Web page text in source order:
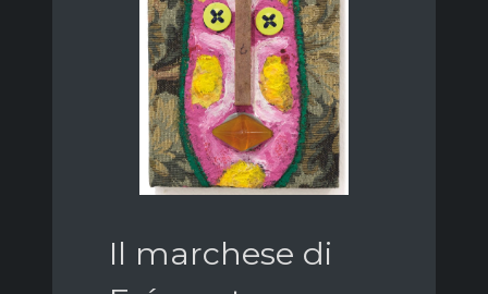
Il marchese di